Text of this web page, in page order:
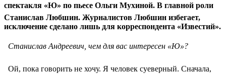
спектакля «Ю» по пьесе Ольги Мухиной. В главной роли 
Станислав Любшин. Журналистов Любшин избегает,
исключение сделано лишь для корреспондента «Известий».
 Станислав Андреевич, чем для вас интересен «Ю»?
 Ой, пока говорить не хочу. Я человек суеверный. Сначала,